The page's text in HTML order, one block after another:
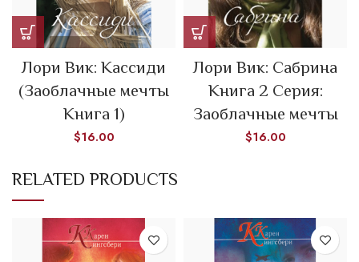
Лори Вик: Кассиди
(Заоблачные мечты
Книга 1)
$16.00
Лори Вик: Сабрина
Книга 2 Серия:
Заоблачные мечты
$16.00
RELATED PRODUCTS